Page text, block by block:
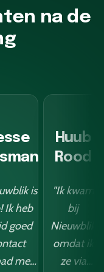
na de
is
Ik heb
goed
met
Huub
Rood
"Ik kwam
bij
Nieuwblik
omdat ik
ze via